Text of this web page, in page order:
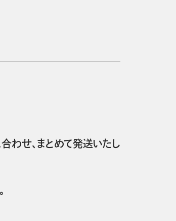
わせ、まとめて発送いたし